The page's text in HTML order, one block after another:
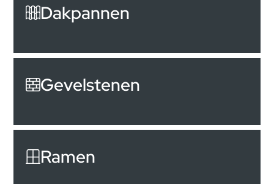
Dakpannen
Gevelstenen
Ramen